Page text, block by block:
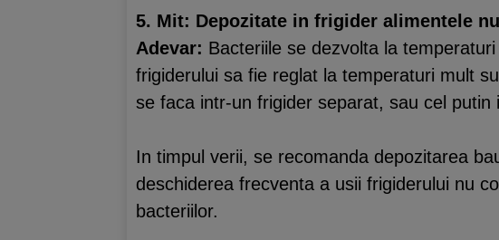
5. Mit: Depozitate in frigider alimentele
Adevar: Bacteriile se dezvolta la
frigiderului sa fie reglat la temperaturi mult
se faca intr-un frigider separat, sau cel
In timpul verii, se recomanda depozitarea
deschiderea frecventa a usii frigiderului nu
bacteriilor.